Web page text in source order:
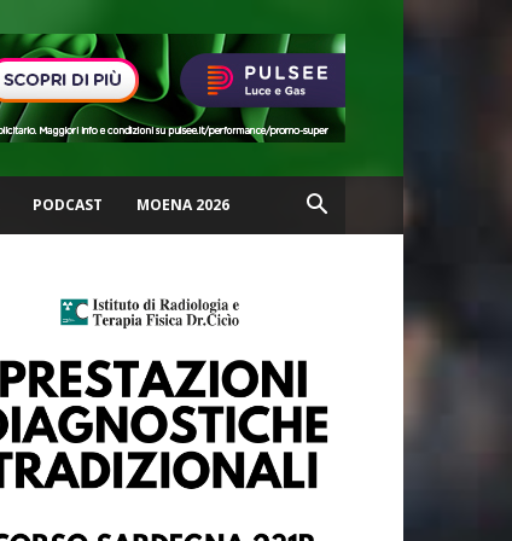
PODCAST MOENA 2026